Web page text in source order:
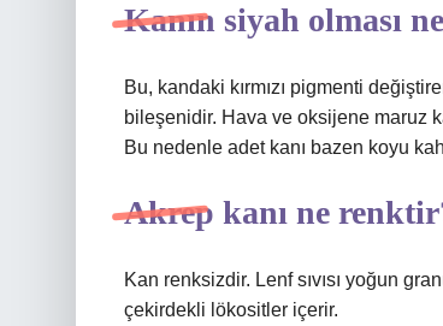
Kanın siyah olması
Bu, kandaki kırmızı pigmenti
bileşenidir. Hava ve oksijene maruz
Bu nedenle adet kanı bazen koyu
Akrep kanı ne
Kan renksizdir. Lenf sıvısı yoğun
çekirdekli lökositler içerir.